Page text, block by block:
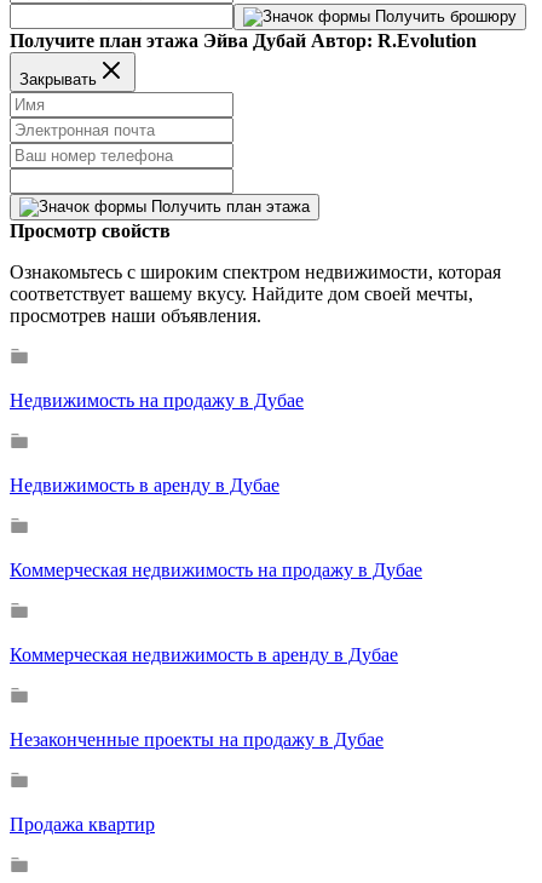
Получить брошюру
Получите план этажа Эйва Дубай Автор: R.Evolution
Закрывать
Получить план этажа
Просмотр свойств
Ознакомьтесь с широким спектром недвижимости, которая
соответствует вашему вкусу. Найдите дом своей мечты,
просмотрев наши объявления.
Недвижимость на продажу в Дубае
Недвижимость в аренду в Дубае
Коммерческая недвижимость на продажу в Дубае
Коммерческая недвижимость в аренду в Дубае
Незаконченные проекты на продажу в Дубае
Продажа квартир